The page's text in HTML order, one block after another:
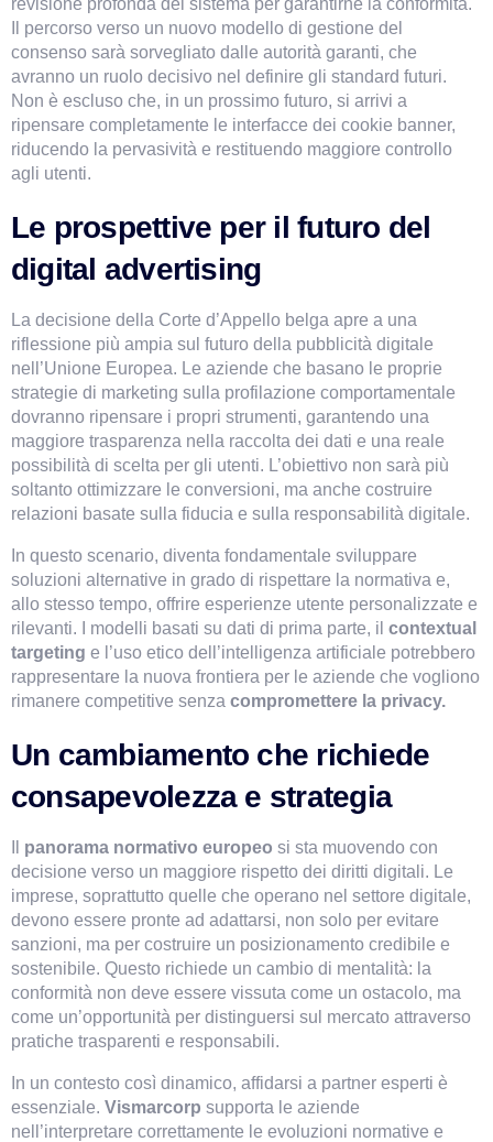
revisione profonda del sistema per garantirne la conformità.
Il percorso verso un nuovo modello di gestione del
consenso sarà sorvegliato dalle autorità garanti, che
avranno un ruolo decisivo nel definire gli standard futuri.
Non è escluso che, in un prossimo futuro, si arrivi a
ripensare completamente le interfacce dei cookie banner,
riducendo la pervasività e restituendo maggiore controllo
agli utenti.
Le prospettive per il futuro del
digital advertising
La decisione della Corte d’Appello belga apre a una
riflessione più ampia sul futuro della pubblicità digitale
nell’Unione Europea. Le aziende che basano le proprie
strategie di marketing sulla profilazione comportamentale
dovranno ripensare i propri strumenti, garantendo una
maggiore trasparenza nella raccolta dei dati e una reale
possibilità di scelta per gli utenti. L’obiettivo non sarà più
soltanto ottimizzare le conversioni, ma anche costruire
relazioni basate sulla fiducia e sulla responsabilità digitale.
In questo scenario, diventa fondamentale sviluppare
soluzioni alternative in grado di rispettare la normativa e,
allo stesso tempo, offrire esperienze utente personalizzate e
rilevanti. I modelli basati su dati di prima parte, il contextual
targeting e l’uso etico dell’intelligenza artificiale potrebbero
rappresentare la nuova frontiera per le aziende che vogliono
rimanere competitive senza compromettere la privacy.
Un cambiamento che richiede
consapevolezza e strategia
panorama normativo europeo si sta muovendo con
decisione verso un maggiore rispetto dei diritti digitali. Le
imprese, soprattutto quelle che operano nel settore digitale,
devono essere pronte ad adattarsi, non solo per evitare
sanzioni, ma per costruire un posizionamento credibile e
sostenibile. Questo richiede un cambio di mentalità: la
conformità non deve essere vissuta come un ostacolo, ma
come un’opportunità per distinguersi sul mercato attraverso
pratiche trasparenti e responsabili.
In un contesto così dinamico, affidarsi a partner esperti è
essenziale. Vismarcorp supporta le aziende
nell’interpretare correttamente le evoluzioni normative e